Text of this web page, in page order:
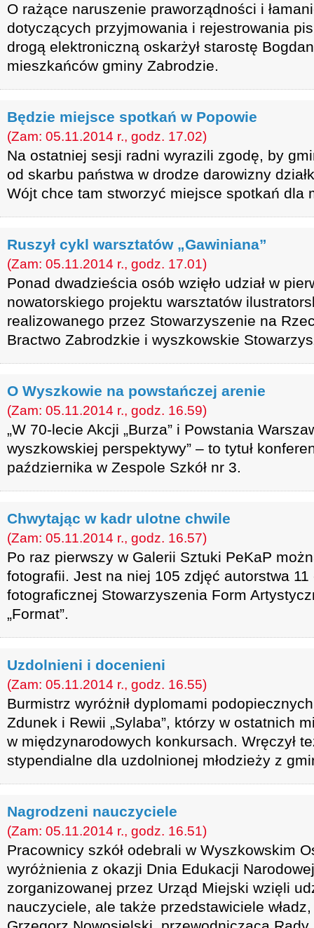
O rażące naruszenie praworządności i
dotyczących przyjmowania i rejestrowania
drogą elektroniczną oskarżył starostę
mieszkańców gminy Zabrodzie.
Będzie miejsce spotkań w Popowie
(Zam: 05.11.2014 r., godz. 17.02)
Na ostatniej sesji radni wyrazili zgodę, by
od skarbu państwa w drodze darowizny
Wójt chce tam stworzyć miejsce spotkań dla
Ruszył cykl warsztatów „Gawiniana”
(Zam: 05.11.2014 r., godz. 17.01)
Ponad dwadzieścia osób wzięło udział w
nowatorskiego projektu warsztatów
realizowanego przez Stowarzyszenie na
Bractwo Zabrodzkie i wyszkowskie
O Wyszkowie na powstańczej arenie
(Zam: 05.11.2014 r., godz. 16.59)
„W 70-lecie Akcji „Burza” i Powstania
wyszkowskiej perspektywy” – to tytuł
października w Zespole Szkół nr 3.
Chwytając w kadr ulotne chwile
(Zam: 05.11.2014 r., godz. 16.57)
Po raz pierwszy w Galerii Sztuki PeKaP
fotografii. Jest na niej 105 zdjęć autorstwa 11
fotograficznej Stowarzyszenia Form
„Format”.
Uzdolnieni i docenieni
(Zam: 05.11.2014 r., godz. 16.55)
Burmistrz wyróżnił dyplomami
Zdunek i Rewii „Sylaba”, którzy w ostatnich
w międzynarodowych konkursach. Wręczył
stypendialne dla uzdolnionej młodzieży z
Nagrodzeni nauczyciele
(Zam: 05.11.2014 r., godz. 16.51)
Pracownicy szkół odebrali w Wyszkowskim
wyróżnienia z okazji Dnia Edukacji
zorganizowanej przez Urząd Miejski wzięli
nauczyciele, ale także przedstawiciele